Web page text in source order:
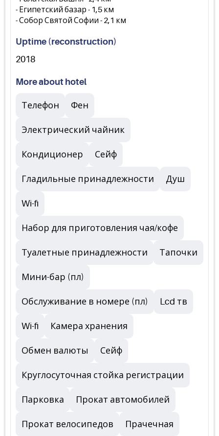
- Египетский базар - 1,5 км
- Собор Святой Софии - 2,1 км
Uptime (reconstruction)
2018
More about hotel
Телефон Фен
Электрический чайник
Кондиционер Сейф
Гладильные принадлежности Душ
Wi-fi
Набор для приготовления чая/кофе
Туалетные принадлежности Тапочки
Мини-бар (пл)
Обслуживание в номере (пл) Lcd тв
Wi-fi Камера хранения
Обмен валюты Сейф
Круглосуточная стойка регистрации
Парковка Прокат автомобилей
Прокат велосипедов Прачечная